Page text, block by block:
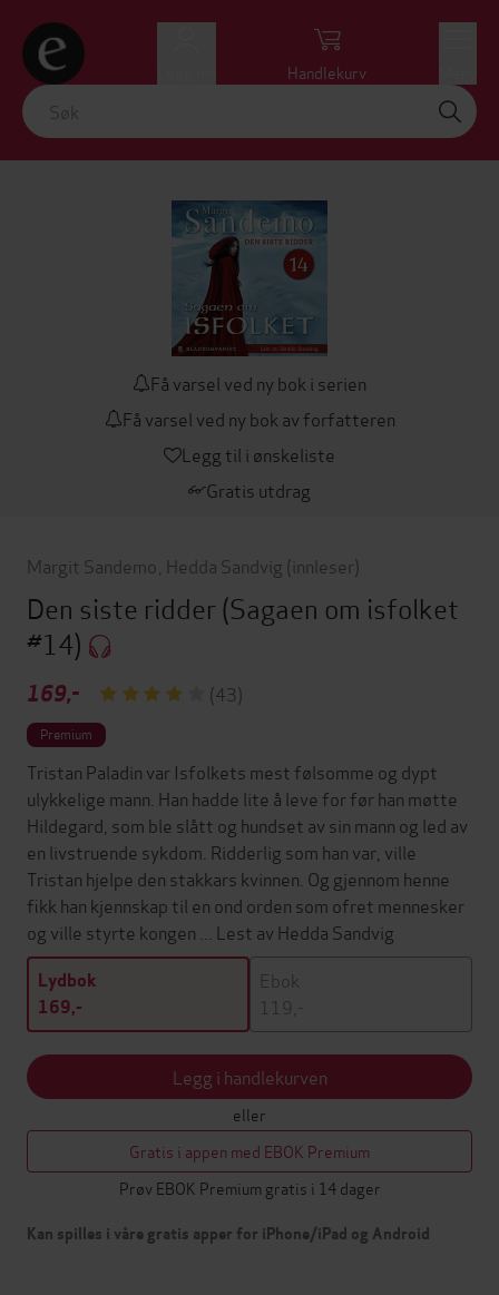
Handlekurv
Få varsel ved ny bok i serien
Få varsel ved ny bok av forfatteren
Legg til i ønskeliste
Gratis utdrag
Margit Sandemo Hedda Sandvig (innleser)
Den siste ridder(Sagaen om isfolket
#14)
169,- (43)
Premium
Tristan Paladin var Isfolkets mest følsomme og dypt
ulykkelige mann. Han hadde lite å leve for før han møtte
Hildegard, som ble slått og hundset av sin mann og led av
en livstruende sykdom. Ridderlig som han var, ville
Tristan hjelpe den stakkars kvinnen. Og gjennom henne
fikk han kjennskap til en ond orden som ofret mennesker
og ville styrte kongen ... Lest av Hedda Sandvig
Lydbok
169,-
Ebok
119,-
Legg i handlekurven
eller
Gratis i appen med EBOK Premium
Prøv EBOK Premium gratis i 14 dager
Kan spilles i våre gratis apper for iPhone/iPad og Android